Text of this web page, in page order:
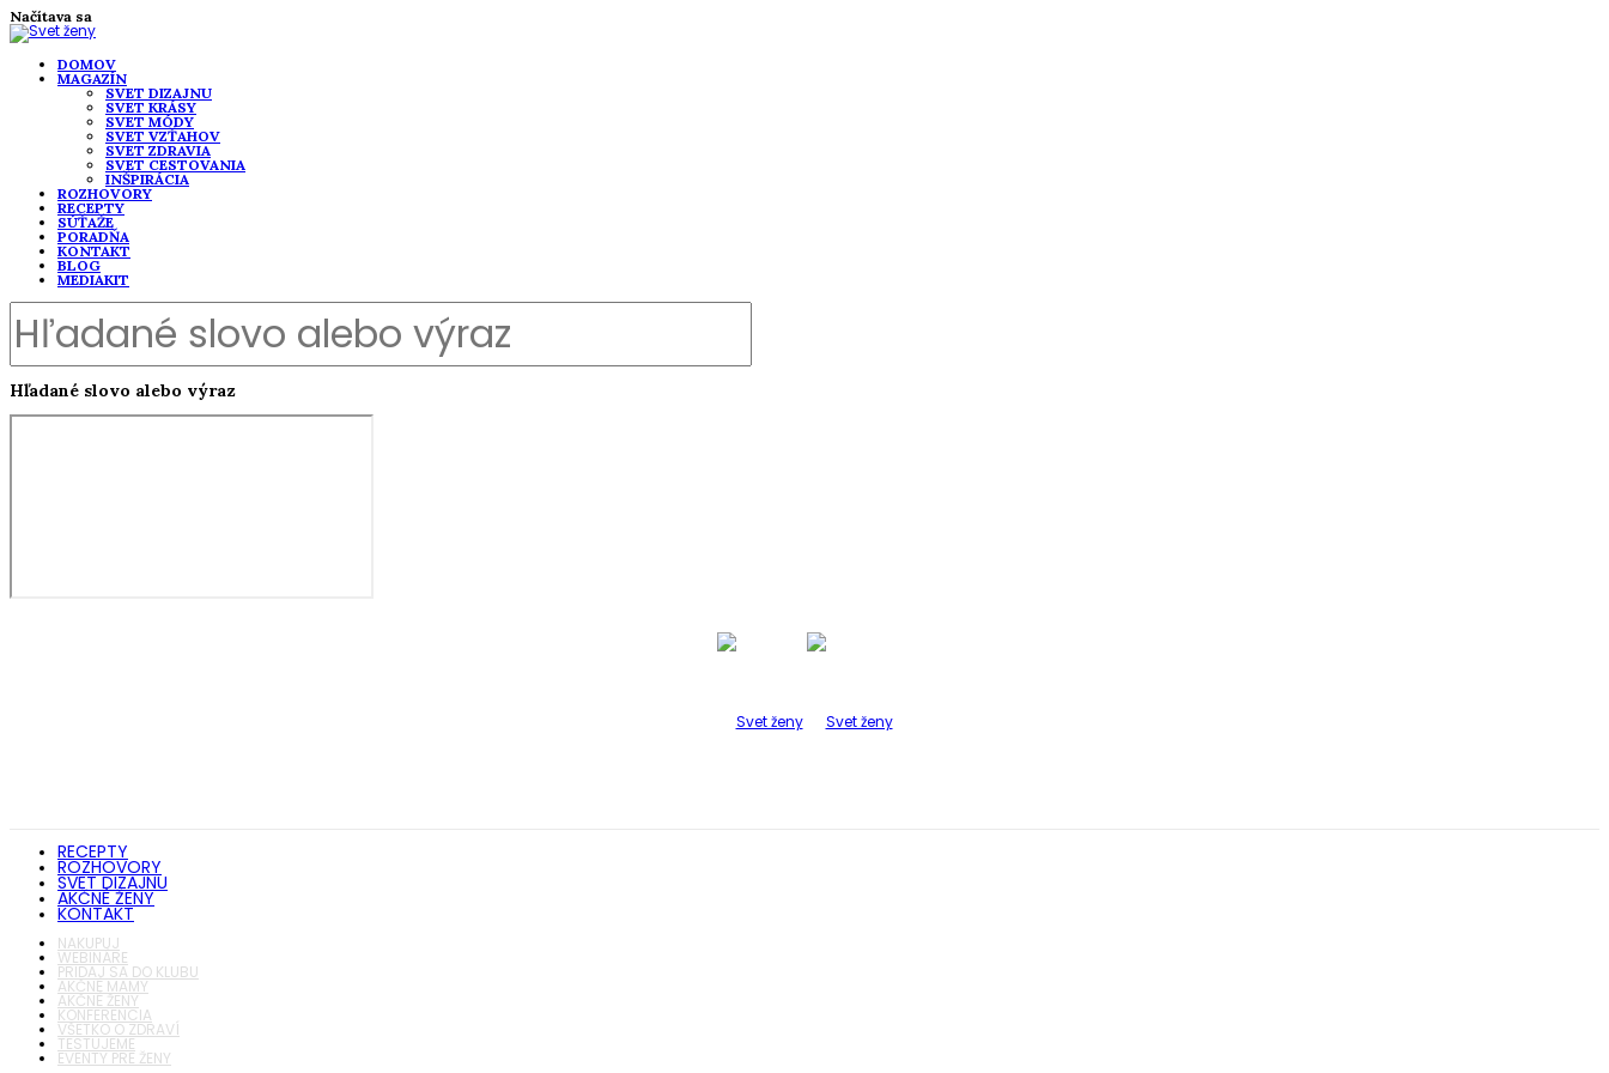
Načítava sa
DOMOV
MAGAZÍN
SVET DIZAJNU
SVET KRÁSY
SVET MÓDY
SVET VZŤAHOV
SVET ZDRAVIA
SVET CESTOVANIA
INŠPIRÁCIA
ROZHOVORY
RECEPTY
SÚŤAŽE
PORADŇA
KONTAKT
BLOG
MEDIAKIT
Hľadané slovo alebo výraz
RECEPTY
ROZHOVORY
SVET DIZAJNU
AKČNÉ ŽENY
KONTAKT
NAKUPUJ
WEBINÁRE
PRIDAJ SA DO KLUBU
AKČNÉ MAMY
AKČNÉ ŽENY
KONFERENCIA
VŠETKO O ZDRAVÍ
TESTUJEME
EVENTY PRE ŽENY